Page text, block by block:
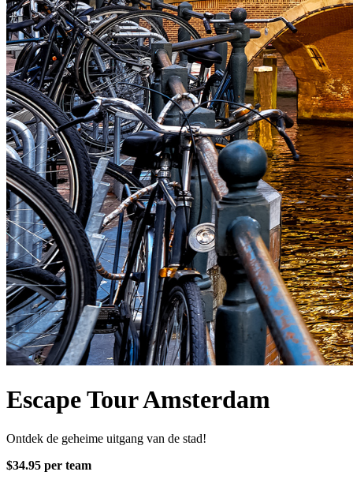
Escape Tour Amsterdam
Ontdek de geheime uitgang van de stad!
$34.95 per team